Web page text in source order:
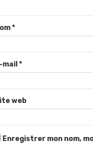
*
mail *
web
Enregistrer mon nom,